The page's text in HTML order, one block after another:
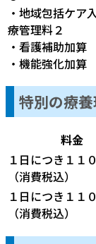
・地域包括ケア
療管理料２
・看護補助加算
・機能強化加算
特別の療
料金
１日につき１１
（消費税込）
１日につき１１
（消費税込）